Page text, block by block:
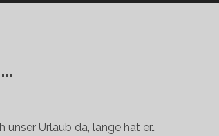
unser Urlaub da, lange hat er…